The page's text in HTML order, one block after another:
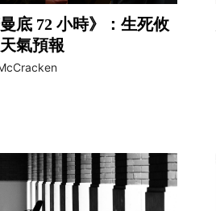
曼底 72 小時》：生死攸
氣預報